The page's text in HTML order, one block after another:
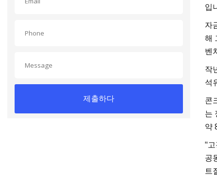
제출하다
입
자
해
벤
작
석
콘
는
약
"
공
트